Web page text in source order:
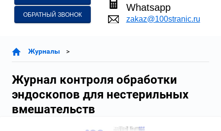
ОБРАТНЫЙ ЗВОНОК
Whatsapp
zakaz@100stranic.ru
Журналы
Журнал контроля обработки
эндоскопов для нестерильных
вмешательств